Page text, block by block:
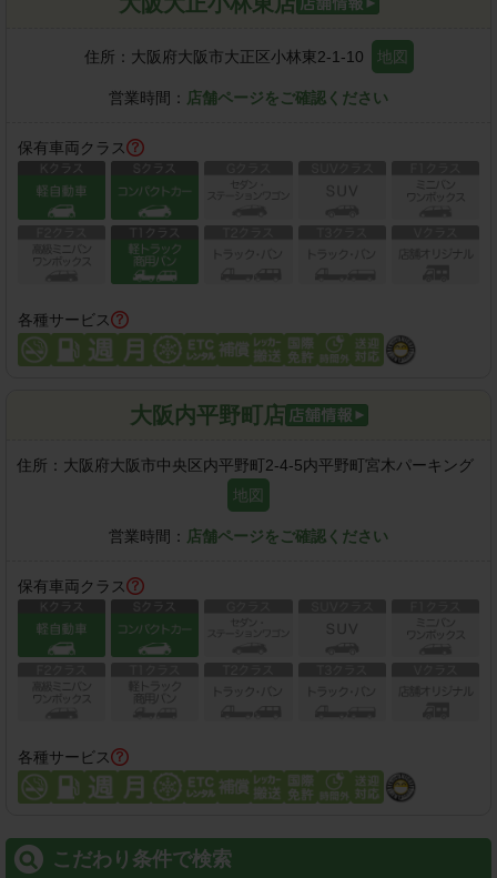
住所： 大阪府大阪市大正区小林東2-1-10 地図
営業時間： 店舗ページをご確認ください
保有車両クラス
各種サービス
大阪内平野町店
住所： 大阪府大阪市中央区内平野町2-4-5内平野町宮木パーキング
地図
営業時間： 店舗ページをご確認ください
保有車両クラス
各種サービス
こだわり条件で検索